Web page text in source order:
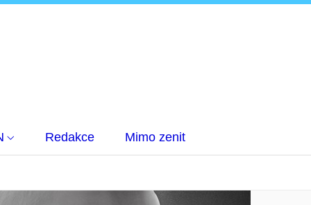
Redakce Mimo zenit